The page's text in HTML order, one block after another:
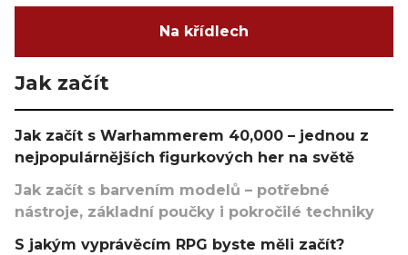
Na křídlech
Jak začít
Jak začít s Warhammerem 40,000 – jednou z
nejpopulárnějších figurkových her na světě
Jak začít s barvením modelů – potřebné
nástroje, základní poučky i pokročilé techniky
S jakým vyprávěcím RPG byste měli začít?